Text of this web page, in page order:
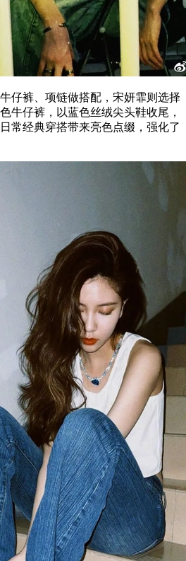
裤、项链做搭配，宋妍霏则选择
牛仔裤，以蓝色丝绒尖头鞋收尾，
常经典穿搭带来亮色点缀，强化了